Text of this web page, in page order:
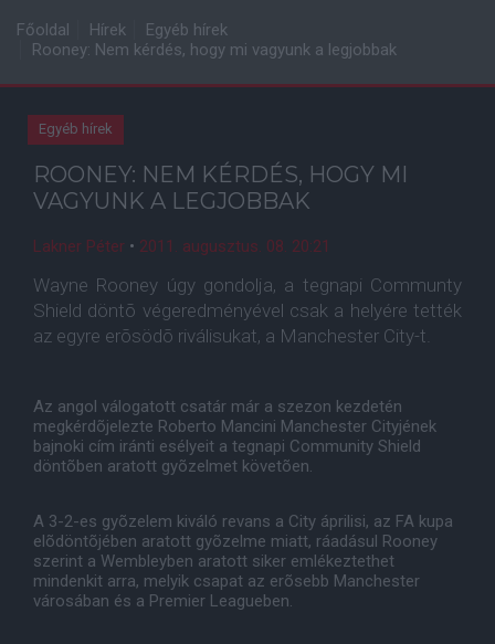
Főoldal Hírek
Egyéb hírek
Rooney: Nem kérdés, hogy mi vagyunk a legjobbak
Egyéb hírek
ROONEY: NEM KÉRDÉS, HOGY MI
VAGYUNK A LEGJOBBAK
Lakner Péter • 2011. augusztus. 08. 20:21
Wayne Rooney úgy gondolja, a tegnapi Communty
Shield döntõ végeredményével csak a helyére tették
az egyre erõsödõ riválisukat, a Manchester City-t.
Az angol válogatott csatár már a szezon kezdetén
megkérdõjelezte Roberto Mancini Manchester Cityjének
bajnoki cím iránti esélyeit a tegnapi Community Shield
döntõben aratott gyõzelmet követõen.
A 3-2-es gyõzelem kiváló revans a City áprilisi, az FA kupa
elõdöntõjében aratott gyõzelme miatt, ráadásul Rooney
szerint a Wembleyben aratott siker emlékeztethet
mindenkit arra, melyik csapat az erõsebb Manchester
városában és a Premier Leagueben.